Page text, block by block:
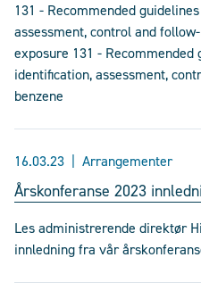
131 - Recommended
assessment, control and
exposure 131 - Recommended
identification, assessment,
benzene
16.03.23 Arrangementer
Årskonferanse 2023
Les administrerende direktør
innledning fra vår